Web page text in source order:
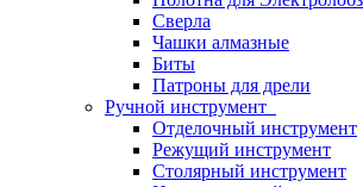
Сверла
Чашки алмазные
Биты
Патроны для дрели
Ручной инструмент
Отделочный инструмент
Режущий инструмент
Столярный инструмент